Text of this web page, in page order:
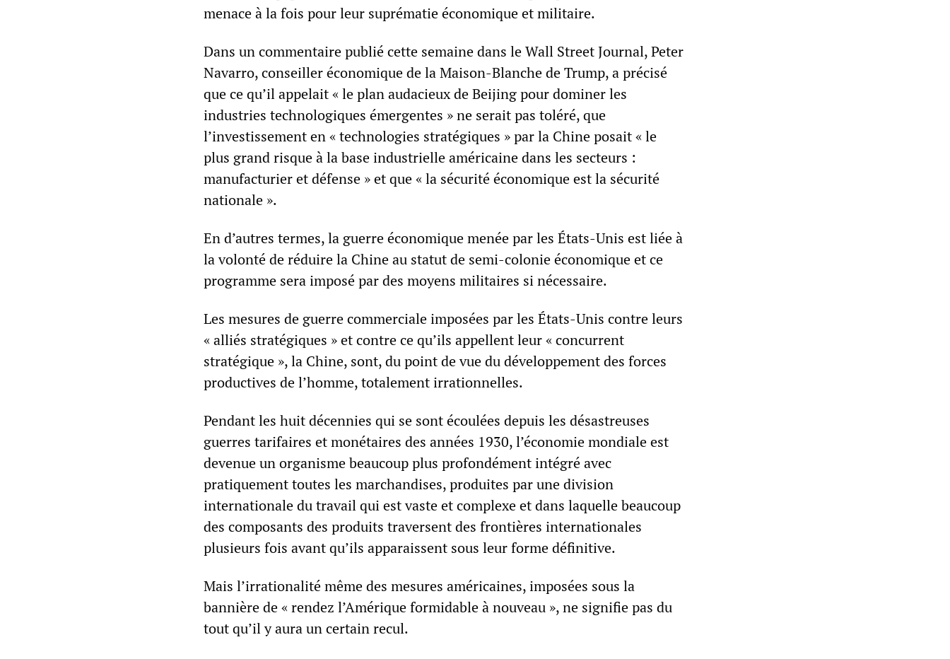
menace à la fois pour leur suprématie économique et militaire.
Dans un commentaire publié cette semaine dans le Wall Street Journal, Peter
Navarro, conseiller économique de la Maison-Blanche de Trump, a précisé
que ce qu’il appelait « le plan audacieux de Beijing pour dominer les
industries technologiques émergentes » ne serait pas toléré, que
l’investissement en « technologies stratégiques » par la Chine posait « le
plus grand risque à la base industrielle américaine dans les secteurs :
manufacturier et défense » et que « la sécurité économique est la sécurité
nationale ».
En d’autres termes, la guerre économique menée par les États-Unis est liée à
la volonté de réduire la Chine au statut de semi-colonie économique et ce
programme sera imposé par des moyens militaires si nécessaire.
Les mesures de guerre commerciale imposées par les États-Unis contre leurs
« alliés stratégiques » et contre ce qu’ils appellent leur « concurrent
stratégique », la Chine, sont, du point de vue du développement des forces
productives de l’homme, totalement irrationnelles.
Pendant les huit décennies qui se sont écoulées depuis les désastreuses
guerres tarifaires et monétaires des années 1930, l’économie mondiale est
devenue un organisme beaucoup plus profondément intégré avec
pratiquement toutes les marchandises, produites par une division
internationale du travail qui est vaste et complexe et dans laquelle beaucoup
des composants des produits traversent des frontières internationales
plusieurs fois avant qu’ils apparaissent sous leur forme définitive.
Mais l’irrationalité même des mesures américaines, imposées sous la
bannière de « rendez l’Amérique formidable à nouveau », ne signifie pas du
tout qu’il y aura un certain recul.